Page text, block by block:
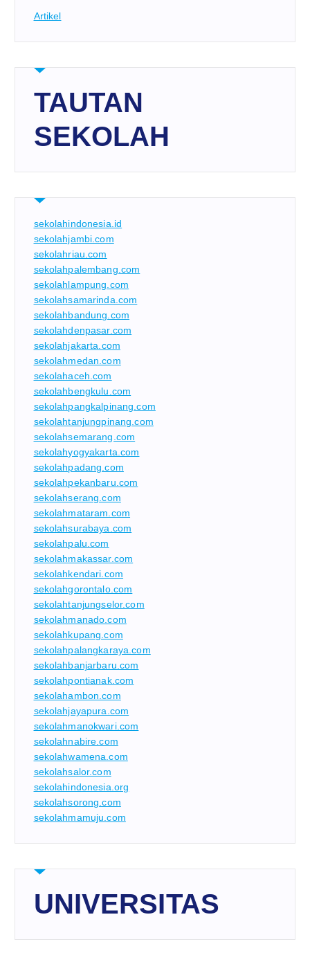
Artikel
TAUTAN
SEKOLAH
sekolahindonesia.id
sekolahjambi.com
sekolahriau.com
sekolahpalembang.com
sekolahlampung.com
sekolahsamarinda.com
sekolahbandung.com
sekolahdenpasar.com
sekolahjakarta.com
sekolahmedan.com
sekolahaceh.com
sekolahbengkulu.com
sekolahpangkalpinang.com
sekolahtanjungpinang.com
sekolahsemarang.com
sekolahyogyakarta.com
sekolahpadang.com
sekolahpekanbaru.com
sekolahserang.com
sekolahmataram.com
sekolahsurabaya.com
sekolahpalu.com
sekolahmakassar.com
sekolahkendari.com
sekolahgorontalo.com
sekolahtanjungselor.com
sekolahmanado.com
sekolahkupang.com
sekolahpalangkaraya.com
sekolahbanjarbaru.com
sekolahpontianak.com
sekolahambon.com
sekolahjayapura.com
sekolahmanokwari.com
sekolahnabire.com
sekolahwamena.com
sekolahsalor.com
sekolahindonesia.org
sekolahsorong.com
sekolahmamuju.com
UNIVERSITAS